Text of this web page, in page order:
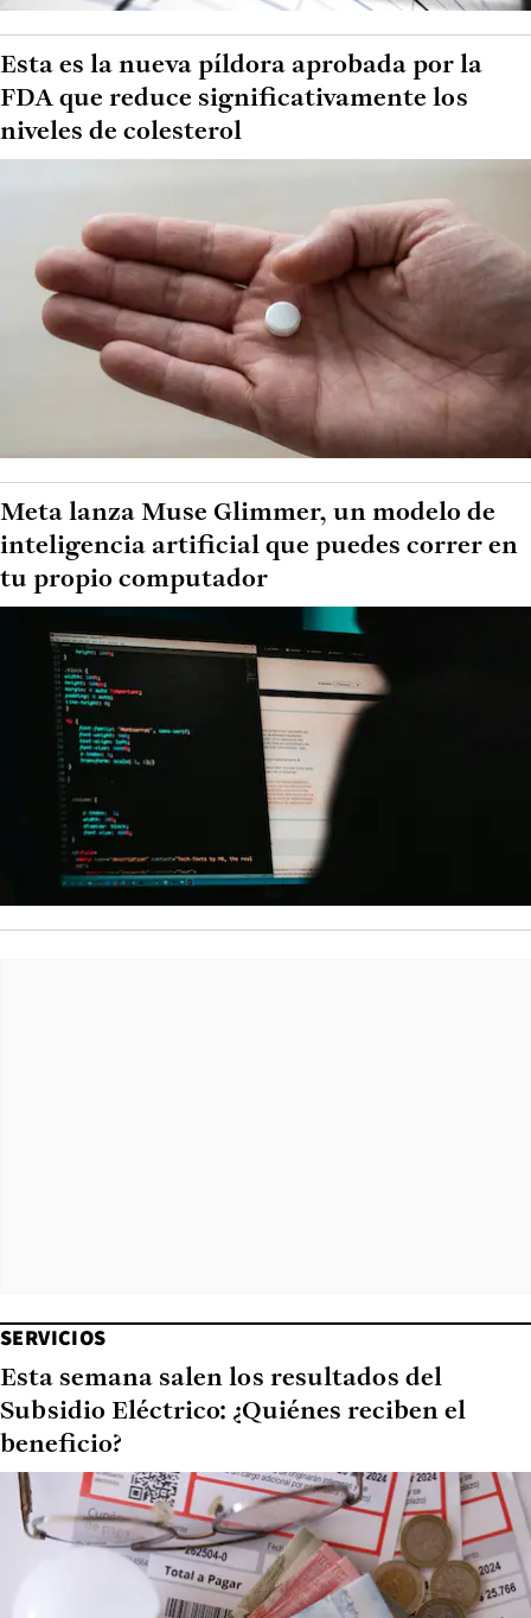
Esta es la nueva píldora aprobada por la
FDA que reduce significativamente los
niveles de colesterol
Meta lanza Muse Glimmer, un modelo de
inteligencia artificial que puedes correr en
tu propio computador
SERVICIOS
Esta semana salen los resultados del
Subsidio Eléctrico: ¿Quiénes reciben el
beneficio?